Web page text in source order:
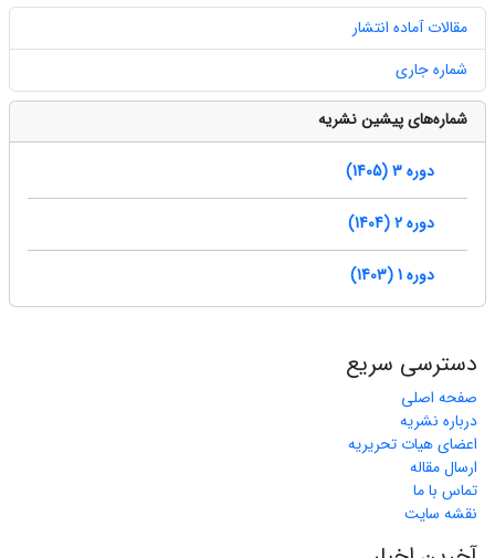
مقالات آماده انتشار
شماره جاری
شماره‌های پیشین نشریه
دوره 3 (1405)
دوره 2 (1404)
دوره 1 (1403)
دسترسی سریع
صفحه اصلی
درباره نشریه
اعضای هیات تحریریه
ارسال مقاله
تماس با ما
نقشه سایت